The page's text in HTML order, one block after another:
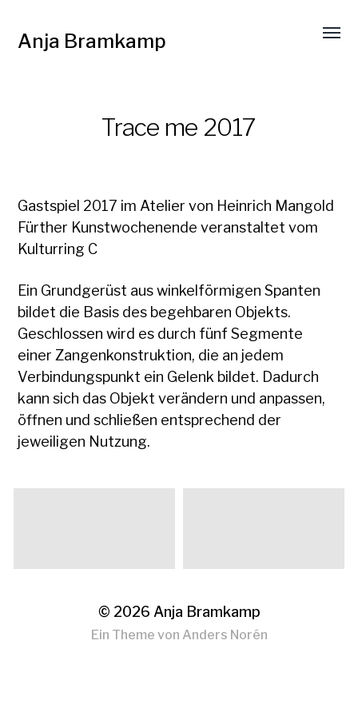
Anja Bramkamp
Trace me 2017
Gastspiel 2017 im Atelier von Heinrich Mangold
Fürther Kunstwochenende veranstaltet vom
Kulturring C
Ein Grundgerüst aus winkelförmigen Spanten
bildet die Basis des begehbaren Objekts.
Geschlossen wird es durch fünf Segmente
einer Zangenkonstruktion, die an jedem
Verbindungspunkt ein Gelenk bildet. Dadurch
kann sich das Objekt verändern und anpassen,
öffnen und schließen entsprechend der
jeweiligen Nutzung.
© 2026 Anja Bramkamp
Ein Theme von Anders Norén